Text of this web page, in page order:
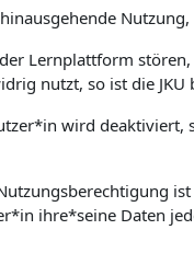
Lernplattform
nutzt, so ist die
wird
ihre*seine Daten